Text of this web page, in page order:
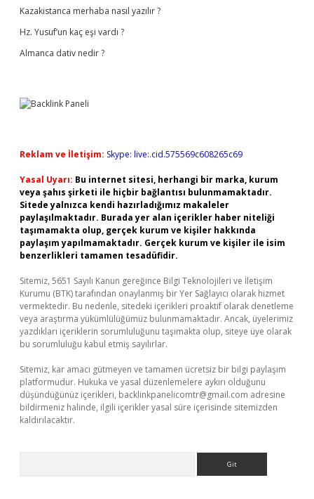
Kazakistanca merhaba nasıl yazılır ?
Hz. Yusuf’un kaç eşi vardı ?
Almanca dativ nedir ?
Reklam ve İletişim: Skype: live:.cid.575569c608265c69
Yasal Uyarı: Bu internet sitesi, herhangi bir marka, kurum
veya şahıs şirketi ile hiçbir bağlantısı bulunmamaktadır.
Sitede yalnızca kendi hazırladığımız makaleler
paylaşılmaktadır. Burada yer alan içerikler haber niteliği
taşımamakta olup, gerçek kurum ve kişiler hakkında
paylaşım yapılmamaktadır. Gerçek kurum ve kişiler ile isim
benzerlikleri tamamen tesadüfidir.
Sitemiz, 5651 Sayılı Kanun gereğince Bilgi Teknolojileri ve İletişim
Kurumu (BTK) tarafından onaylanmış bir Yer Sağlayıcı olarak hizmet
vermektedir. Bu nedenle, sitedeki içerikleri proaktif olarak denetleme
veya araştırma yükümlülüğümüz bulunmamaktadır. Ancak, üyelerimiz
yazdıkları içeriklerin sorumluluğunu taşımakta olup, siteye üye olarak
bu sorumluluğu kabul etmiş sayılırlar.
Sitemiz, kar amacı gütmeyen ve tamamen ücretsiz bir bilgi paylaşım
platformudur. Hukuka ve yasal düzenlemelere aykırı olduğunu
düşündüğünüz içerikleri, backlinkpanelicomtr@gmail.com adresine
bildirmeniz halinde, ilgili içerikler yasal süre içerisinde sitemizden
kaldırılacaktır.